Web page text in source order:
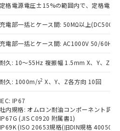
定格電源電圧±15%の範囲内で、定格電
充電部一括とケース間: 50MΩ以上(DC500V
充電部一括とケース間: AC1000V 50/60Hz
耐久: 10～55Hz 複振幅 1.5mm X、Y、Z各
耐久: 1000m/s2 X、Y、Z各方向 10回
IEC: IP67
社内規格: オムロン耐油コンポーネント評
IP67G (JIS C0920 附属書1)
IP69K (ISO 20653規格(旧DIN規格 40050
対象外となる商品もある
ください。
び標準価格照会結果は、
更新日時点での社内デー
成されるものであり、閲
での実際の在庫および標
なる場合があることをご
況および標準価格はお客
またはお客様担当のオ
器販売店・当社販売員に
。
機器販売店や当社販売拠
と判明した場合などや
とがあります。
：
銀(Hg) 1000ppm以下、 カド
、
以下、ポリ臭化ビフェニル
ポリ臭化ジフェニルエーテル類
タル酸ビス(2-エチルヘキシ
1000ppm以下、フタル酸ブチ
以下、フタル酸ジブチル
フタル酸ジイソブチル
監視および制御機器に対する
物質については閾値を超える意
ことを示します。
。当社販売部門へお問
、 PBBs(ポリ臭化ビフェ
ポリ臭化ジフェニルエーテ
: 1000ppm、 DIBP(フタル酸ジ
BBP(フタル酸ブチルベンジ
チルヘキシル)) : 1000ppm
ら貴社製品のうち、外国
国貿易法に定める商品
物等」という）を輸出
の提供する場合は、日本
許可(または役務取引許
などの必要な手続きを
物を破棄する場合は、完
など、違法に輸出されな
手段を講じます。
品を、核兵器、ミサイ
、生物兵器またはその他
上の在庫あり
は満たないが在庫あり
(最新の在庫状況につ